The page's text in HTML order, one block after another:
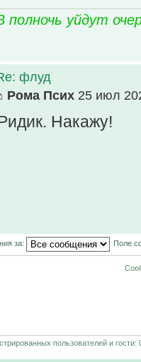
полночь уйдут
флуд
Рома Псих 25 июл
Накажу!
за: Поле
пользователей и гости: